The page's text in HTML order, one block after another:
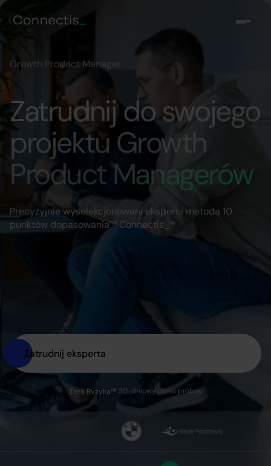
Growth Product Manager
Zatrudnij do swojego
projektu Growth
Product Managerów
Precyzyjnie wyselekcjonowani eksperci metodą 10
punktów dopasowania™ Connectis_®
Zatrudnij eksperta
Zero Ryzyka™ 30-dniowy okres próbny